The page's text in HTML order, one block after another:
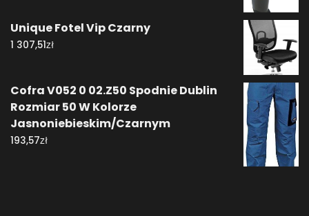
Unique Fotel Vip Czarny
1 307,51zł
Cofra V052 0 02.Z50 Spodnie Dublin
Rozmiar 50 W Kolorze
Jasnoniebieskim/Czarnym
193,57zł